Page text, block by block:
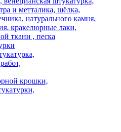
и метталика, шёлка,
натурального камня,
кракелюрные лаки,
ткани , песка
крошки,